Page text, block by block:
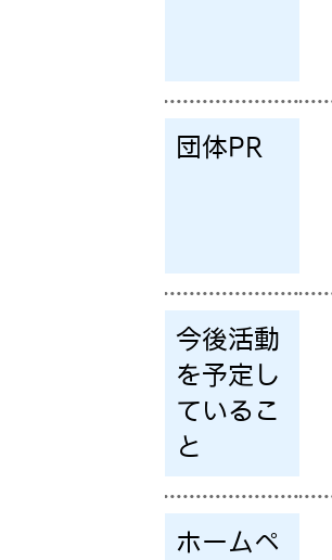
団体PR
今後活動
を予定し
ているこ
と
ホームペ